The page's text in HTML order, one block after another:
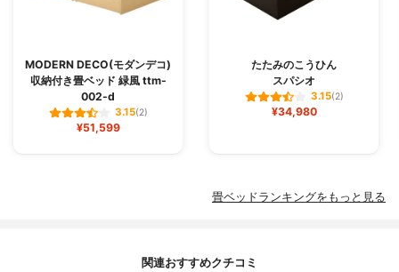
MODERN DECO(モダンデコ)
収納付き畳ベッド 緑風 ttm-
002-d
3.15(2)
¥51,599
たたみのこうひん
スパシオ
3.15(2)
¥34,980
畳ベッドランキングをもっと見る
関連おすすめクチコミ